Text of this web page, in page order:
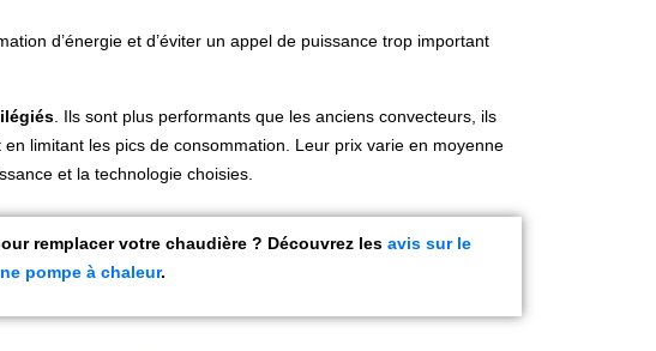
d’énergie et d’éviter un appel de puissance trop important
. Ils sont plus performants que les anciens convecteurs, ils
limitant les pics de consommation. Leur prix varie en moyenne
et la technologie choisies.
remplacer votre chaudière ? Découvrez les avis sur le
pompe à chaleur.